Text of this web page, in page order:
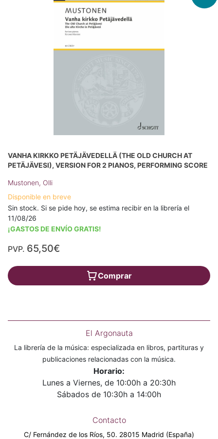
VANHA KIRKKO PETÄJÄVEDELLÄ (THE OLD CHURCH AT
PETÄJÄVESI), VERSION FOR 2 PIANOS, PERFORMING SCORE
Mustonen, Olli
Disponible en breve
Sin stock. Si se pide hoy, se estima recibir en la librería el
11/08/26
¡GASTOS DE ENVÍO GRATIS!
PVP. 65,50€
Comprar
El Argonauta
La librería de la música: especializada en libros, partituras y
publicaciones relacionadas con la música.
Horario:
Lunes a Viernes, de 10:00h a 20:30h
Sábados de 10:30h a 14:00h
Contacto
C/ Fernández de los Ríos, 50. 28015 Madrid (España)